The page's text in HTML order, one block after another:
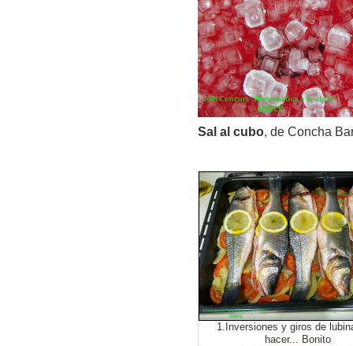
Sal al cubo, de Concha
1.Inversiones y giros de
hacer... Bonito